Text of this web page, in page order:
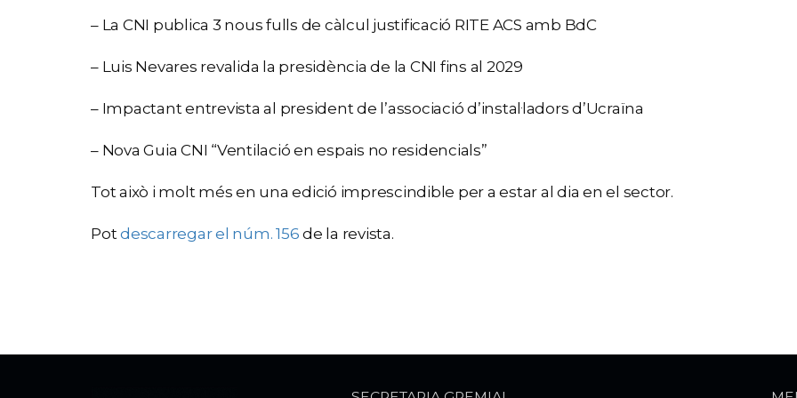
– La CNI publica 3 nous fulls de càlcul justificació RITE ACS amb BdC
– Luis Nevares revalida la presidència de la CNI fins al 2029
– Impactant entrevista al president de l’associació d’instal·ladors d’Ucraïna
– Nova Guia CNI “Ventilació en espais no residencials”
Tot això i molt més en una edició imprescindible per a estar al dia en el sector.
Potdescarregar el núm. 156 de la revista.